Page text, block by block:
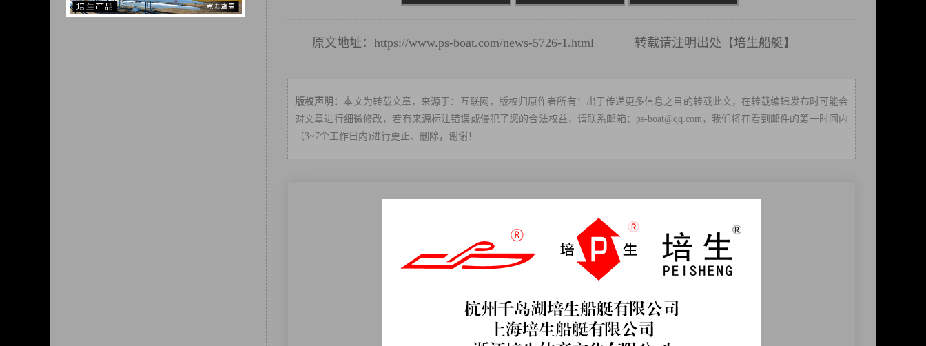
原文地址： https://www.ps-boat.com/news-5726-1.html 转载请注明出处【培生船艇】
版权声明： 本文为转载文章，来源于：互联网，版权归原作者所有！出于传递更多信息之目的转载此文，在转载编辑发布时可能会
对文章进行细微修改，若有来源标注错误或侵犯了您的合法权益，请联系邮箱：ps-boat@qq.com，我们将在看到邮件的第一时间内
（3~7个工作日内)进行更正、删除，谢谢！